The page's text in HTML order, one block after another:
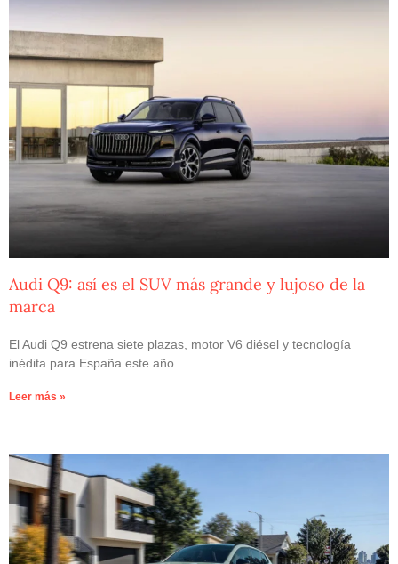
Audi Q9: así es el SUV más grande y lujoso de la
marca
El Audi Q9 estrena siete plazas, motor V6 diésel y tecnología
inédita para España este año.
Leer más »